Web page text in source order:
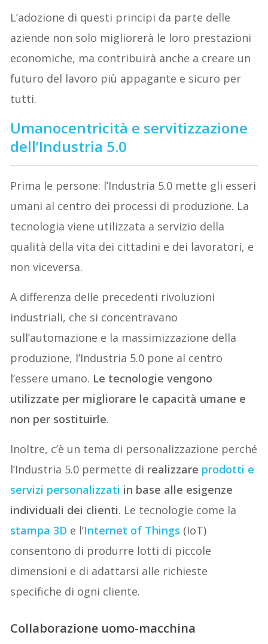
L’adozione di questi principi da parte delle
aziende non solo migliorerà le loro prestazioni
economiche, ma contribuirà anche a creare un
futuro del lavoro più appagante e sicuro per
tutti.
Umanocentricità e servitizzazione
dell’Industria 5.0
Prima le persone: l’Industria 5.0 mette gli esseri
umani al centro dei processi di produzione. La
tecnologia viene utilizzata a servizio della
qualità della vita dei cittadini e dei lavoratori, e
non viceversa.
A differenza delle precedenti rivoluzioni
industriali, che si concentravano
sull’automazione e la massimizzazione della
produzione, l’Industria 5.0 pone al centro
l’essere umano. Le tecnologie vengono
utilizzate per migliorare le capacità umane e
non per sostituirle.
Inoltre, c’è un tema di personalizzazione perché
l’Industria 5.0 permette di realizzare prodotti e
servizi personalizzati in base alle esigenze
individuali dei clienti. Le tecnologie come la
stampa 3D e l’Internet of Things (IoT)
consentono di produrre lotti di piccole
dimensioni e di adattarsi alle richieste
specifiche di ogni cliente.
Collaborazione uomo-macchina